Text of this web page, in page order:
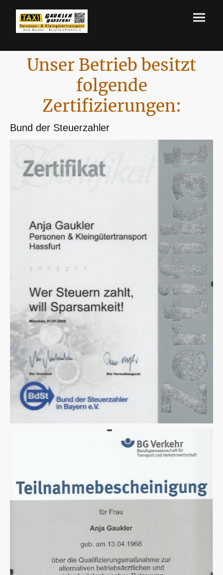
Unser Betrieb besitzt
folgende
Zertifizierungen:
Bund der Steuerzahler